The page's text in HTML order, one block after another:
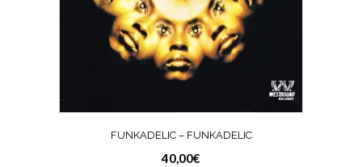
FUNKADELIC – FUNKADELIC
40,00€